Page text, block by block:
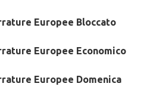
Europee Bloccato
Europee Economico
Europee Domenica